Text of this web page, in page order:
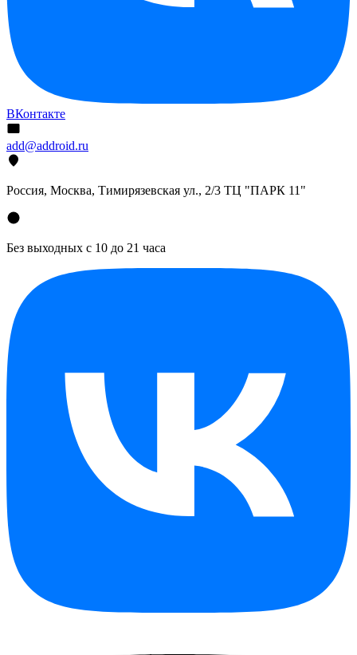
ВКонтакте
add@addroid.ru
Россия, Москва, Тимирязевская ул., 2/3 ТЦ "ПАРК 11"
Без выходных с 10 до 21 часа